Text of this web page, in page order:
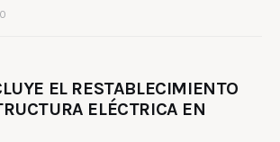
0
EL RESTABLECIMIENTO
ELÉCTRICA EN